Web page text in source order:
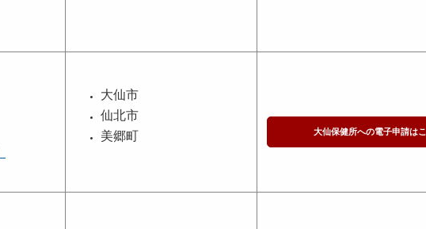
大仙市
仙北市
美郷町
大仙保健所への電子申請は